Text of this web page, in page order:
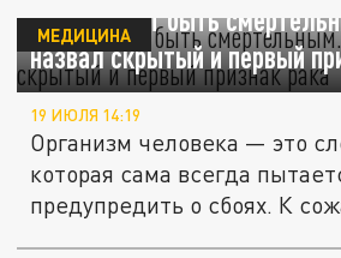
Обед может быть
назвал скрытый и первый
МЕДИЦИНА
19 ИЮЛЯ 14:19
Организм человека — это
которая сама всегда
предупредить о сбоях. К